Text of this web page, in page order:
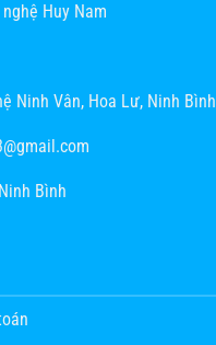
Huy Nam
Ninh Vân, Hoa Lư, Ninh Bình
Bình